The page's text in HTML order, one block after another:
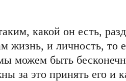
какой он есть,
жизнь, и личность, то
можем быть
за это принять его и